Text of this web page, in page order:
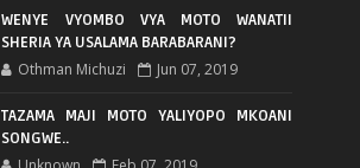
WENYE VYOMBO VYA MOTO WANATII
SHERIA YA USALAMA BARABARANI?
Othman Michuzi Jun 07, 2019
TAZAMA MAJI MOTO YALIYOPO MKOANI
SONGWE..